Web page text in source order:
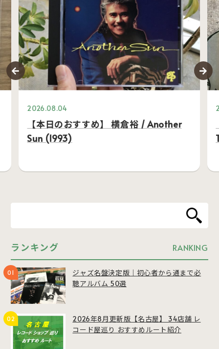
2026.08.04
【本日のおすすめ】 横倉裕 / Another
Sun (1993)
ランキング RANKING
ジャズ名盤決定版｜初心者から通まで必
聴アルバム 50選
2026年8月更新版【名古屋】 34店舗 レ
コード屋巡り おすすめルート紹介